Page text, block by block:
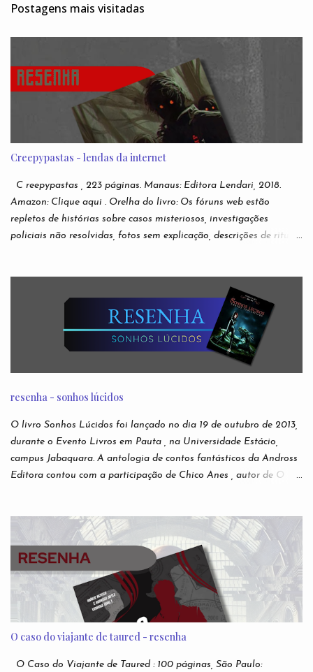
r
o
Postagens mais visitadas
Creepypastas - lendas da internet
C reepypastas , 223 páginas. Manaus: Editora Lendari, 2018.
Amazon: Clique aqui . Orelha do livro: Os fóruns web estão
repletos de histórias sobre casos misteriosos, investigações
policiais não resolvidas, fotos sem explicação, descrições de rituais
infantis. São narrativas virais e anônimas espalhadas nos
recônditos mais obscuros da internet, sem que se possa rastrear
seus verdadeiros autores. Ou sua veracidade. Acabaram
conhecidas como creepypastas - algo como um copypaste (de
copiar e colar) de situações assustadoras. Mas e se as lendas mais
das creepypastas mais perturbadoras de todos os tempos. Do
submundo do Reddit diretamente para sua leitura de cabeceira.
Autores: Alfredo Alvarenga, Ana S. Varella, Andr é Comanche,
Andrei Simões, B...
resenha - sonhos lúcidos
O livro Sonhos Lúcidos foi lançado no dia 19 de outubro de 2013,
durante o Evento Livros em Pauta , na Universidade Estácio,
campus Jabaquara. A antologia de contos fantásticos da Andross
Editora contou com a participação de Chico Anes , autor de O
Haubert , autora de Calisto , Sohuen editados pela Novo Século ,
Ode a Nossas Vidas Infames , pela Multifoco, Sempre o Mesmo
Céu, Sempre o Mesmo Azul , pela Editora Patuá; Suzy M.
Hekamiah , autora de Código dos Mares : Os Contos do Tempo ,
pela Editora Literata , e O Pianista , Espectra ; além de dezenas
de outros autores. A antologia tem basicamente o intuito de
antologia tinha como foco literatura fantástica. Nesse escopo, há
13 autores que estreiam nas páginas desta coletânea da Andross
O caso do viajante de taured - resenha
O Caso do Viajante de Taured : 100 páginas, São Paulo: